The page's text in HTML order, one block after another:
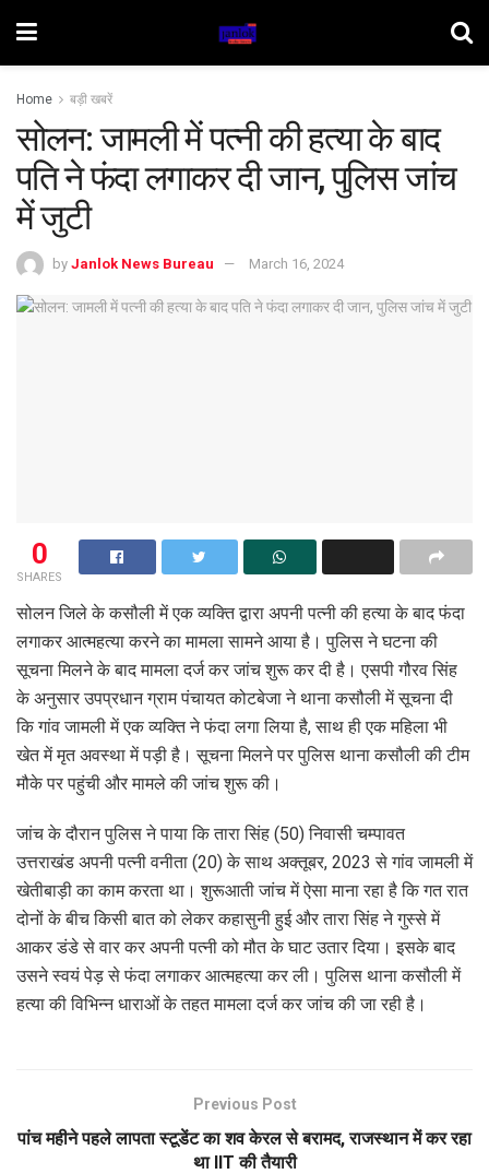
Home बड़ी खबरें
सोलन: जामली में पत्नी की हत्या के बाद
पति ने फंदा लगाकर दी जान, पुलिस जांच
में जुटी
by Janlok News Bureau March 16, 2024
0
SHARES
सोलन जिले के कसौली में एक व्यक्ति द्वारा अपनी पत्नी की हत्या के बाद फंदा
लगाकर आत्महत्या करने का मामला सामने आया है। पुलिस ने घटना की
सूचना मिलने के बाद मामला दर्ज कर जांच शुरू कर दी है। एसपी गौरव सिंह
के अनुसार उपप्रधान ग्राम पंचायत कोटबेजा ने थाना कसौली में सूचना दी
कि गांव जामली में एक व्यक्ति ने फंदा लगा लिया है, साथ ही एक महिला भी
खेत में मृत अवस्था में पड़ी है। सूचना मिलने पर पुलिस थाना कसौली की टीम
मौके पर पहुंची और मामले की जांच शुरू की।
जांच के दौरान पुलिस ने पाया कि तारा सिंह (50) निवासी चम्पावत
उत्तराखंड अपनी पत्नी वनीता (20) के साथ अक्तूबर, 2023 से गांव जामली में
खेतीबाड़ी का काम करता था। शुरूआती जांच में ऐसा माना रहा है कि गत रात
दोनों के बीच किसी बात को लेकर कहासुनी हुई और तारा सिंह ने गुस्से में
आकर डंडे से वार कर अपनी पत्नी को मौत के घाट उतार दिया। इसके बाद
उसने स्वयं पेड़ से फंदा लगाकर आत्महत्या कर ली। पुलिस थाना कसौली में
हत्या की विभिन्न धाराओं के तहत मामला दर्ज कर जांच की जा रही है।
Previous Post
पांच महीने पहले लापता स्टूडेंट का शव केरल से बरामद, राजस्थान में कर रहा
था IIT की तैयारी